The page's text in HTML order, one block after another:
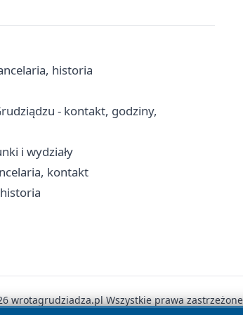
historia
- kontakt, godziny,
i wydziały
kontakt
wrotagrudziadza.pl Wszystkie prawa